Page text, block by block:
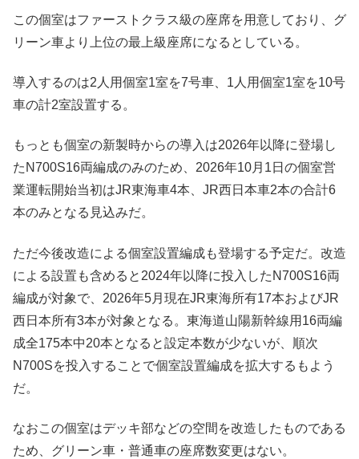
この個室はファーストクラス級の座席を用意しており、グ
リーン車より上位の最上級座席になるとしている。
導入するのは2人用個室1室を7号車、1人用個室1室を10号
車の計2室設置する。
もっとも個室の新製時からの導入は2026年以降に登場し
たN700S16両編成のみのため、2026年10月1日の個室営
業運転開始当初はJR東海車4本、JR西日本車2本の合計6
本のみとなる見込みだ。
ただ今後改造による個室設置編成も登場する予定だ。改造
による設置も含めると2024年以降に投入したN700S16両
編成が対象で、2026年5月現在JR東海所有17本およびJR
西日本所有3本が対象となる。東海道山陽新幹線用16両編
成全175本中20本となると設定本数が少ないが、順次
N700Sを投入することで個室設置編成を拡大するもよう
だ。
なおこの個室はデッキ部などの空間を改造したものである
ため、グリーン車・普通車の座席数変更はない。